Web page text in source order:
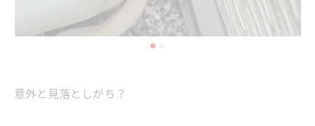
意外と見落としがち？